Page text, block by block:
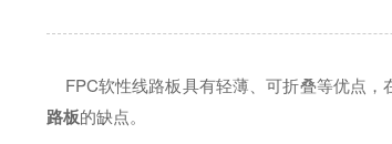
FPC软性线路板具有轻薄、可折叠等优点，
路板的缺点。